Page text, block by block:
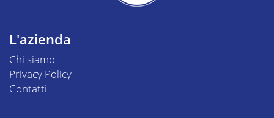
L'azienda
Chi siamo
Privacy Policy
Contatti